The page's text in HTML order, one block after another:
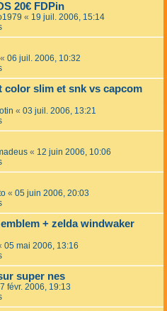
20€ FDPin
« 19 juil. 2006, 15:14
06 juil. 2006, 10:32
color slim et snk vs capcom
« 03 juil. 2006, 13:21
« 12 juin 2006, 10:06
« 05 juin 2006, 20:03
+ zelda windwaker
05 mai 2006, 13:16
super nes
févr. 2006, 19:13